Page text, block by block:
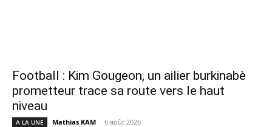
Football : Kim Gougeon, un ailier burkinabè
prometteur trace sa route vers le haut
niveau
A LA UNE Mathias KAM - 6 août 2026